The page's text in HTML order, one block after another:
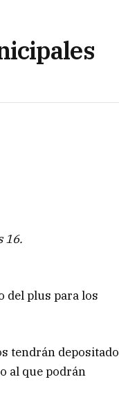
16.
del plus para los
tendrán depositado
al que podrán